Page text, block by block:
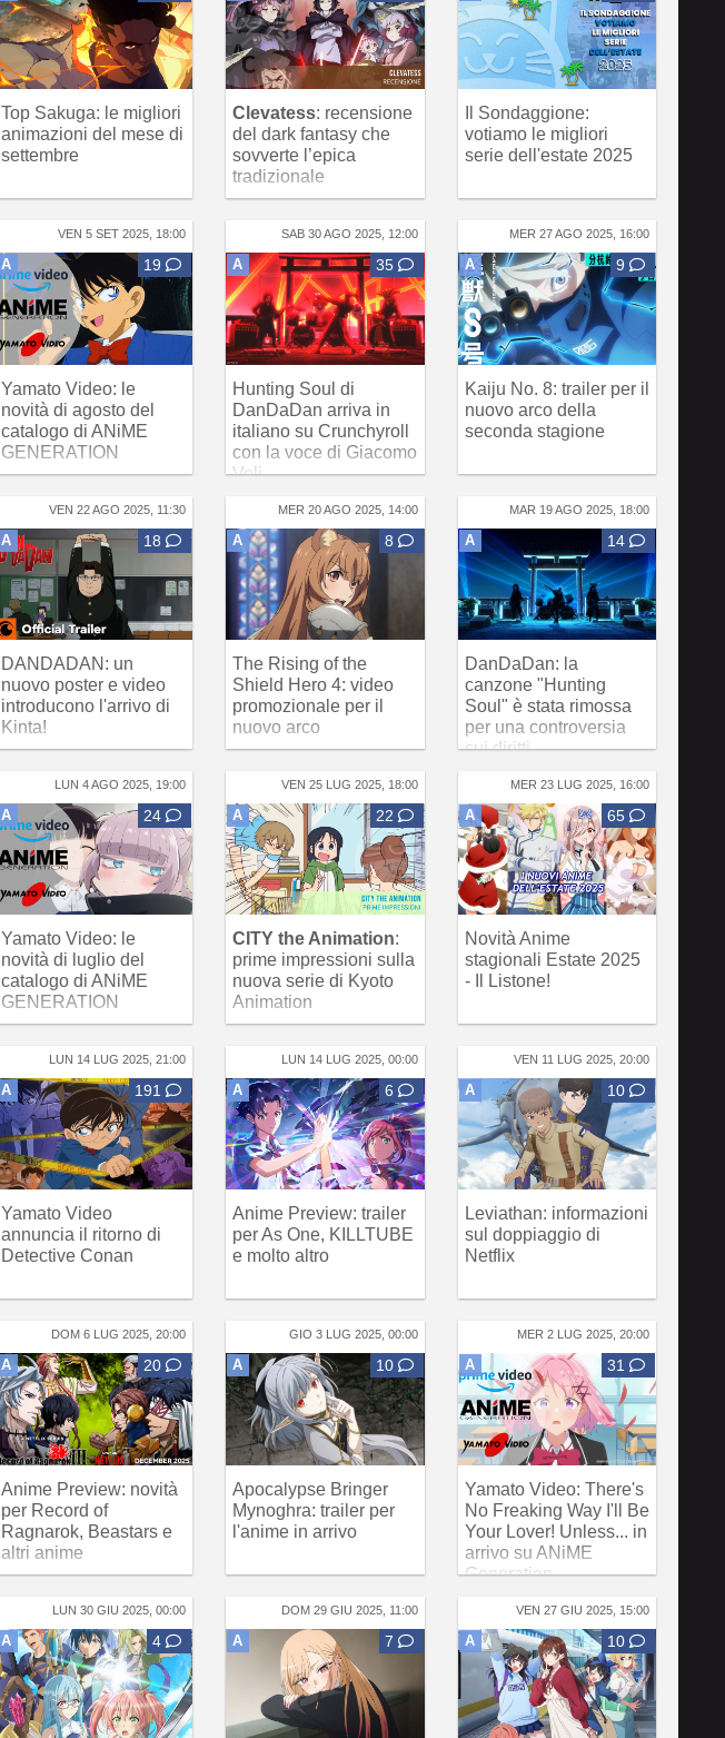
Top Sakuga: le migliori
animazioni del mese di
settembre
Clevatess: recensione
del dark fantasy che
sovverte l’epica
tradizionale
Il Sondaggione:
votiamo le migliori
serie dell'estate 2025
VEN 5 SET 2025, 18:00
A 19
Yamato Video: le
novità di agosto del
catalogo di ANiME
GENERATION
SAB 30 AGO 2025, 12:00
A 35
Hunting Soul di
DanDaDan arriva in
italiano su Crunchyroll
con la voce di Giacomo
Voli
MER 27 AGO 2025, 16:00
A 9
Kaiju No. 8: trailer per il
nuovo arco della
seconda stagione
VEN 22 AGO 2025, 11:30
A 18
DANDADAN: un
nuovo poster e video
introducono l'arrivo di
Kinta!
MER 20 AGO 2025, 14:00
A 8
The Rising of the
Shield Hero 4: video
promozionale per il
nuovo arco
MAR 19 AGO 2025, 18:00
A 14
DanDaDan: la
canzone "Hunting
Soul" è stata rimossa
per una controversia
sui diritti
LUN 4 AGO 2025, 19:00
A 24
Yamato Video: le
novità di luglio del
catalogo di ANiME
GENERATION
VEN 25 LUG 2025, 18:00
A 22
CITY the Animation:
prime impressioni sulla
nuova serie di Kyoto
Animation
MER 23 LUG 2025, 16:00
A 65
Novità Anime
stagionali Estate 2025
- Il Listone!
LUN 14 LUG 2025, 21:00
A 191
Yamato Video
annuncia il ritorno di
Detective Conan
LUN 14 LUG 2025, 00:00
A 6
Anime Preview: trailer
per As One, KILLTUBE
e molto altro
VEN 11 LUG 2025, 20:00
A 10
Leviathan: informazioni
sul doppiaggio di
Netflix
DOM 6 LUG 2025, 20:00
A 20
Anime Preview: novità
per Record of
Ragnarok, Beastars e
altri anime
GIO 3 LUG 2025, 00:00
A 10
Apocalypse Bringer
Mynoghra: trailer per
l'anime in arrivo
MER 2 LUG 2025, 20:00
A 31
Yamato Video: There's
No Freaking Way I'll Be
Your Lover! Unless... in
arrivo su ANiME
Generation
LUN 30 GIU 2025, 00:00
A 4
DOM 29 GIU 2025, 11:00
A 7
VEN 27 GIU 2025, 15:00
A 10